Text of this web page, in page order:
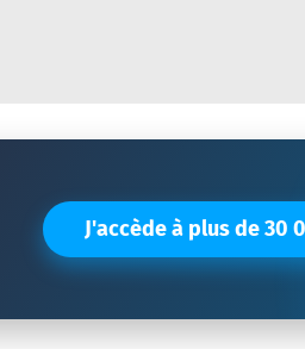
J'accède à plus de 30